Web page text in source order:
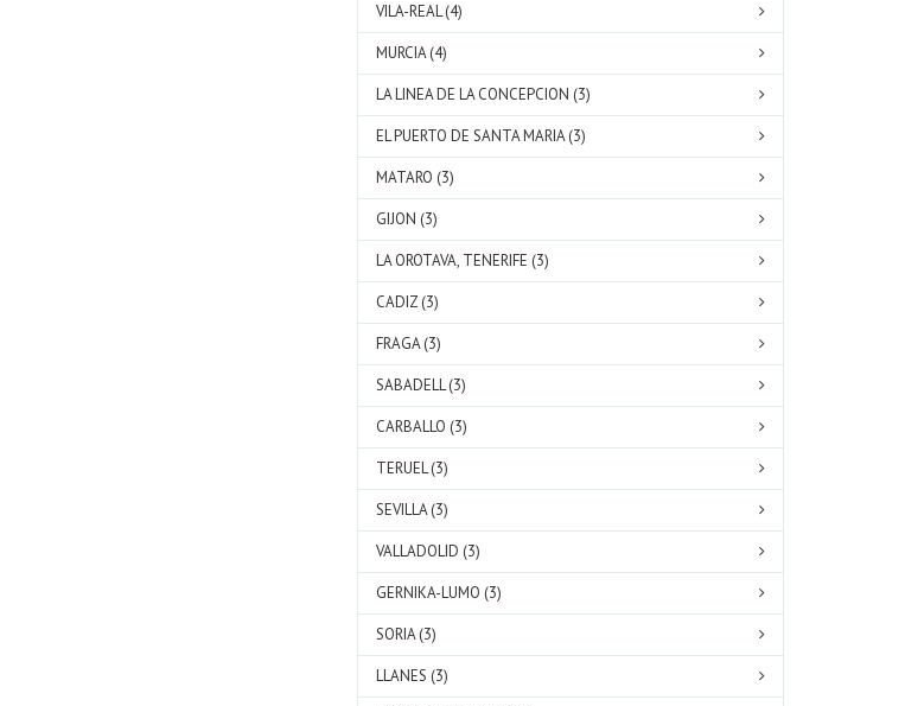
VILA-REAL (4)
MURCIA (4)
LA LINEA DE LA CONCEPCION (3)
EL PUERTO DE SANTA MARIA (3)
MATARO (3)
GIJON (3)
LA OROTAVA, TENERIFE (3)
CADIZ (3)
FRAGA (3)
SABADELL (3)
CARBALLO (3)
TERUEL (3)
SEVILLA (3)
VALLADOLID (3)
GERNIKA-LUMO (3)
SORIA (3)
LLANES (3)